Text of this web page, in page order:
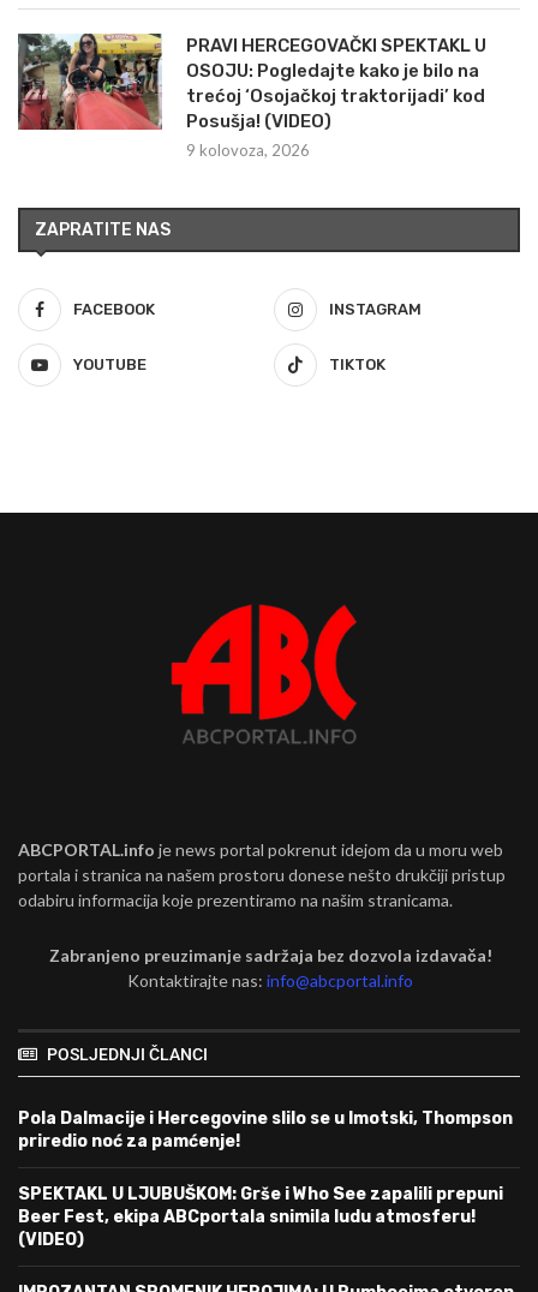
PRAVI HERCEGOVAČKI SPEKTAKL U
OSOJU: Pogledajte kako je bilo na
trećoj ‘Osojačkoj traktorijadi’ kod
Posušja! (VIDEO)
9 kolovoza, 2026
ZAPRATITE NAS
FACEBOOK INSTAGRAM
YOUTUBE TIKTOK
ABCPORTAL.info je news portal pokrenut idejom da u moru web
portala i stranica na našem prostoru donese nešto drukčiji pristup
odabiru informacija koje prezentiramo na našim stranicama.
Zabranjeno preuzimanje sadržaja bez dozvola izdavača!
Kontaktirajte nas:info@abcportal.info
POSLJEDNJI ČLANCI
Pola Dalmacije i Hercegovine slilo se u Imotski, Thompson
priredio noć za pamćenje!
SPEKTAKL U LJUBUŠKOM: Grše i Who See zapalili prepuni
Beer Fest, ekipa ABCportala snimila ludu atmosferu!
(VIDEO)